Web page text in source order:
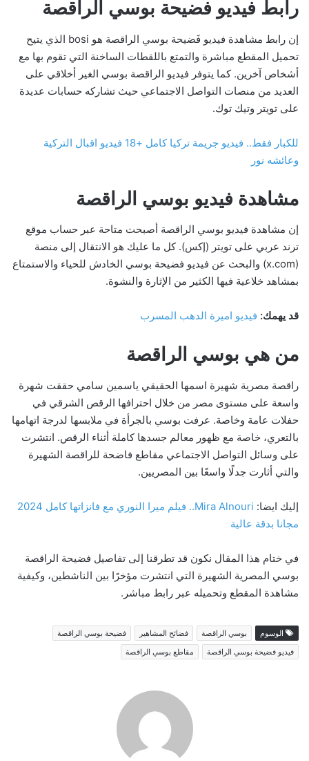
رابط فيديو فضيحة بوسي الراقصة
إن رابط مشاهدة فيديو فَضيحة بوسي الراقصة هو bosi الذي يتيح
تحميل المقطع مباشرة والتمتع باللقطات الساخنة التي تقوم بها مع
أشخاص آخرين. كما يتوفر فيديو الراقصة بوسي الغير أخلاقي على
العديد من منصات التواصل الاجتماعي حيث تشاركه حسابات عديدة
على تويتر وتيك توك.
للكبار فقط.. فيديو جريمة تركيا كامل +18 فيديو اقبال التركية
وعائشه نور
مشاهدة فيديو بوسي الراقصة
إن مشاهدة فيديو بوسي الراقصة أصبحت متاحة عبر حساب موقع
ترند عربي على تويتر (إكس). كل ما عليك هو الانتقال إلى منصة
(x.com) والبحث عن فيديو فضيحة بوسي الخادش للحياء والاستمتاع
بمشاهد خلاعية فيها الكثير من الإثارة والنشوة.
قد يهمك: فيديو اميرة الدهب المسرب
من هي بوسي الراقصة
راقصة مصرية شهيرة اسمها الحقيقي ياسمين سامي حققت شهرة
واسعة على مستوى مصر من خلال احترافها الرقص الشرقي في
حفلات عامة وخاصة. عرفت بوسي بالجرأة في ملابسها لدرجة اتهامها
بالتعري، خاصة مع ظهور معالم جسدها كاملة أثناء الرقص. انتشرت
على وسائل التواصل الاجتماعي مقاطع فاضحة للراقصة الشهيرة
والتي أثارت جدلًا واسعًا بين المصريين.
إليك ايضا:
Mira Alnouri.. فيلم ميرا النوري مع فانزاتها كامل 2024
مجانا بدقة عالية
في ختام هذا المقال نكون قد تطرقنا إلى تفاصيل فضيحة الراقصة
بوسي المصرية الشهيرة التي انتشرت مؤخرًا بين الناشطين، وكيفية
مشاهدة المقطع وتحميله عبر رابط مباشر.
الوسوم بوسي الراقصة فضائح المشاهير
فضيحة بوسي الراقصة
فيديو فضيحة بوسي الراقصة
مقاطع بوسي الراقصة